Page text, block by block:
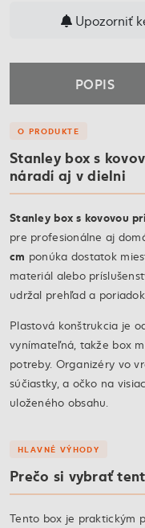
Upozorniť
POPIS
O PRODUKTE
Stanley box s
náradí aj v dielni
Stanley box s kovovou
pre profesionálne aj
cm ponúka dostatok
materiál alebo
udržal prehľad a
Plastová konštrukcia je
vynímateľná, takže box
potreby. Organizéry vo
súčiastky, a očko na
uloženého obsahu.
HLAVNÉ VÝHODY
Prečo si vybrať
Tento box je praktickým